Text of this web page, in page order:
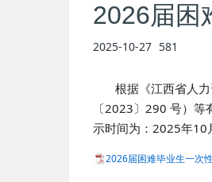
2026届困
2025-10-27 581
根据《江西省人力
〔2023〕290 号）
示时间为：2025年10
2026届困难毕业生一次